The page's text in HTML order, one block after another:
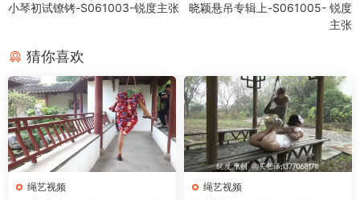
小琴初试镣铐-S061003-锐度主张
晓颖悬吊专辑上-S061005- 锐度
主张
猜你喜欢
绳艺视频 绳艺视频